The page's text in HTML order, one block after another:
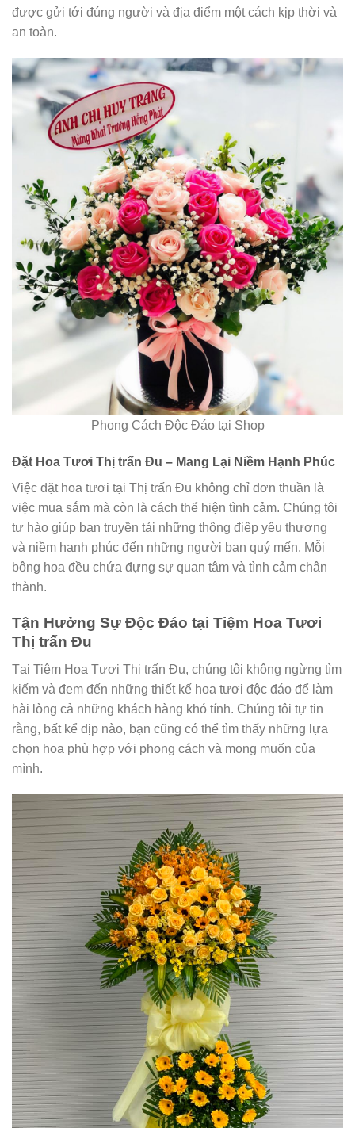
được gửi tới đúng người và địa điểm một cách kịp thời và
an toàn.
Phong Cách Độc Đáo tại Shop
Đặt Hoa Tươi Thị trấn Đu – Mang Lại Niềm Hạnh Phúc
Việc đặt hoa tươi tại Thị trấn Đu không chỉ đơn thuần là
việc mua sắm mà còn là cách thể hiện tình cảm. Chúng tôi
tự hào giúp bạn truyền tải những thông điệp yêu thương
và niềm hạnh phúc đến những người bạn quý mến. Mỗi
bông hoa đều chứa đựng sự quan tâm và tình cảm chân
thành.
Tận Hưởng Sự Độc Đáo tại Tiệm Hoa Tươi
Thị trấn Đu
Tại Tiệm Hoa Tươi Thị trấn Đu, chúng tôi không ngừng tìm
kiếm và đem đến những thiết kế hoa tươi độc đáo để làm
hài lòng cả những khách hàng khó tính. Chúng tôi tự tin
rằng, bất kể dịp nào, bạn cũng có thể tìm thấy những lựa
chọn hoa phù hợp với phong cách và mong muốn của
mình.